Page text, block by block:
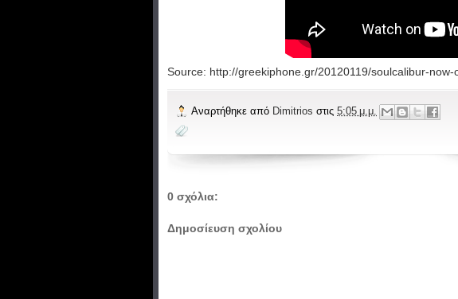
Source: http://greekiphone.gr/20120119/soulcalibur-now-
Αναρτήθηκε από Dimitrios στις 5:05 μ.μ.
0 σχόλια:
Δημοσίευση σχολίου